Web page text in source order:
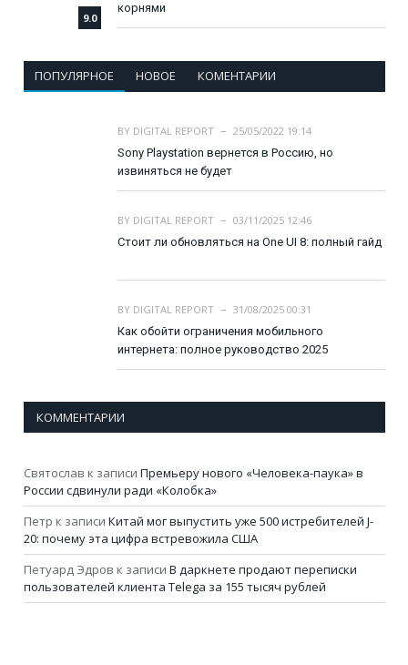
9.0
корнями
ПОПУЛЯРНОЕ НОВОЕ КОМЕНТАРИИ
BY DIGITAL REPORT
25/05/2022 19:14
Sony Playstation вернется в Россию, но
извиняться не будет
BY DIGITAL REPORT
03/11/2025 12:46
Стоит ли обновляться на One UI 8: полный гайд
BY DIGITAL REPORT
31/08/2025 00:31
Как обойти ограничения мобильного
интернета: полное руководство 2025
КОММЕНТАРИИ
Святослав к записи Премьеру нового «Человека-паука» в
России сдвинули ради «Колобка»
Петр к записи Китай мог выпустить уже 500 истребителей J-
20: почему эта цифра встревожила США
Петуард Эдров к записи В даркнете продают переписки
пользователей клиента Telega за 155 тысяч рублей